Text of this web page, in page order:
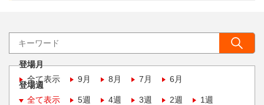
登場月
全て表示
9月 8月 7月 6月
登場週
全て表示
5週 4週 3週 2週 1週